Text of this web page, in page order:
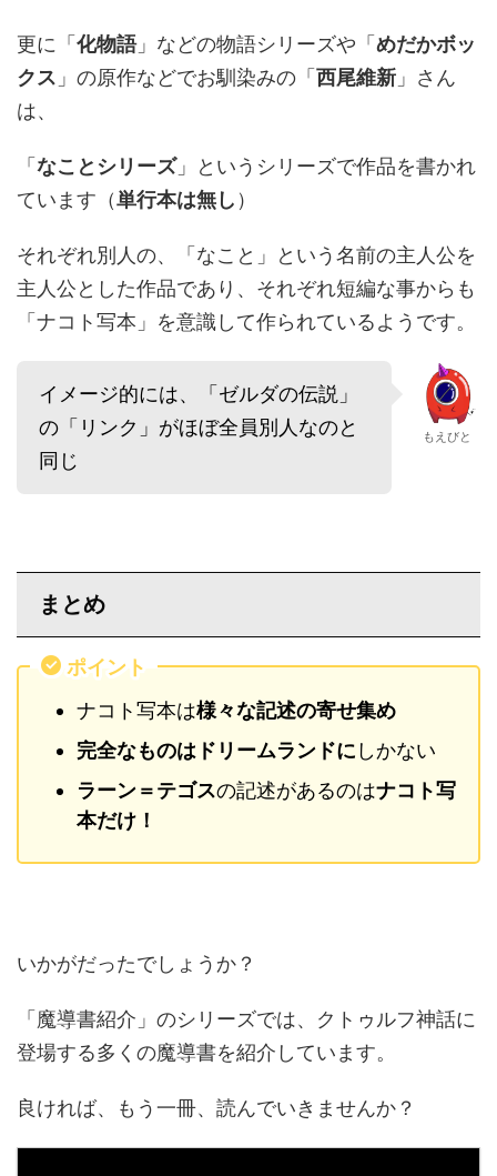
更に「 化物語」などの物語シリーズや「 めだかボッ
クス 」の原作などでお馴染みの「 西尾維新 」さん
は、
「 なことシリーズ」というシリーズで作品を書かれ
ています（単行本は無し ）
それぞれ別人の、「なこと」という名前の主人公を
主人公とした作品であり、それぞれ短編な事からも
「ナコト写本」を意識して作られているようです。
イメージ的には、「ゼルダの伝説」
の「リンク」がほぼ全員別人なのと
同じ
もえびと
まとめ
ポイント
ナコト写本は様々な記述の寄せ集め
完全なものはドリームランドに しかない
ラーン＝テゴスの記述があるのはナコト写
本だけ！
いかがだったでしょうか？
「魔導書紹介」のシリーズでは、クトゥルフ神話に
登場する多くの魔導書を紹介しています。
良ければ、もう一冊、読んでいきませんか？